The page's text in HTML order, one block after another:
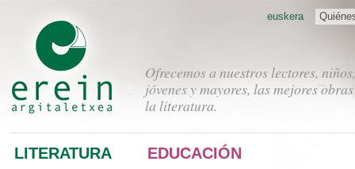
Ofrecemos a nuestros lectores, niños,
jóvenes y mayores, las mejores
la literatura.
euskera
LITERATURA EDUCACIÓN